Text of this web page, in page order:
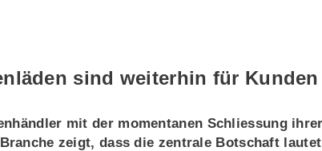
sind weiterhin für
mit der momentanen Schliessung
zeigt, dass die zentrale Botschaft